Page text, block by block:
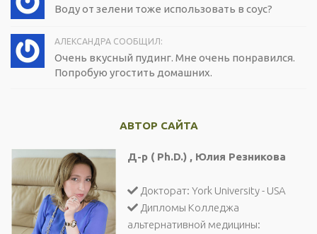
Воду от зелени тоже использовать в соус?
АЛЕКСАНДРА СООБЩИЛ:
Очень вкусный пудинг. Мне очень понравился.
Попробую угостить домашних.
АВТОР САЙТА
Д-р ( Ph.D.) , Юлия Резникова
Докторат: York University - USA
Дипломы Колледжа
альтернативной медицины: